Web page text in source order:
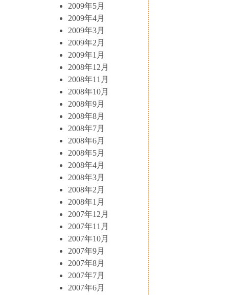
2009年5月
2009年4月
2009年3月
2009年2月
2009年1月
2008年12月
2008年11月
2008年10月
2008年9月
2008年8月
2008年7月
2008年6月
2008年5月
2008年4月
2008年3月
2008年2月
2008年1月
2007年12月
2007年11月
2007年10月
2007年9月
2007年8月
2007年7月
2007年6月